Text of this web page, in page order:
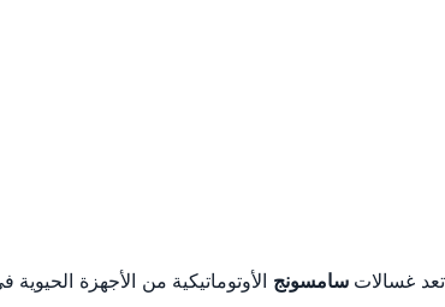
تعد غسالاتسامسونج الأوتوماتيكية من الأجهزة